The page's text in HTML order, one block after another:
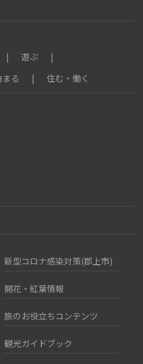
遊ぶ
まる 住む・働く
新型コロナ感染対策(郡上市)
開花・紅葉情報
旅のお役立ちコンテンツ
観光ガイドブック